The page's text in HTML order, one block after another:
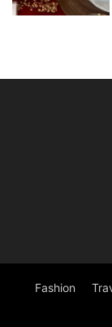
Fashion